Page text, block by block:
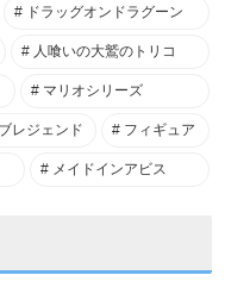
ドラッグオンドラグーン
人喰いの大鷲のトリコ
マリオシリーズ
レジェンド フィギュア
メイドインアビス